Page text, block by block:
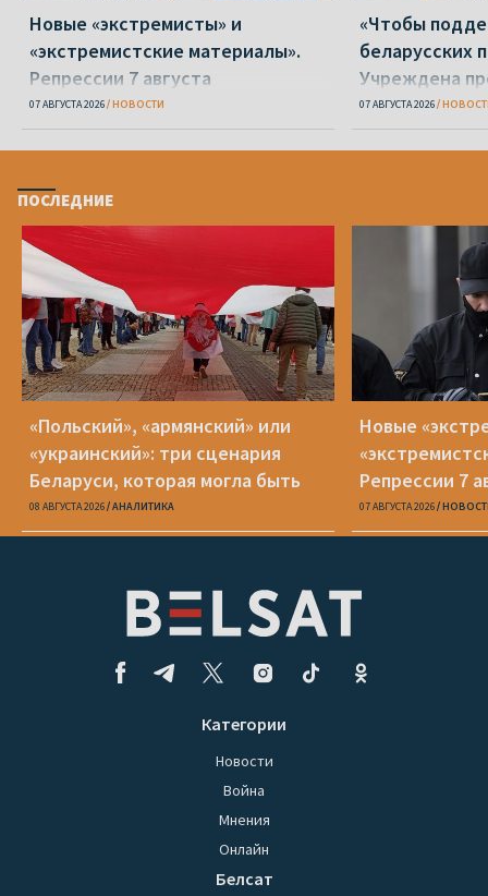
Новые «экстремисты» и
«экстремистские материалы».
Репрессии 7 августа
07 АВГУСТА 2026 НОВОСТИ
«Чтобы
беларусских
Учреждена
Вежновец
07 АВГУСТА 2026
ПОСЛЕДНИЕ
«Польский», «армянский» или
«украинский»: три сценария
Беларуси, которая могла быть
08 АВГУСТА 2026 АНАЛИТИКА
Новые
Репрессии 7
07 АВГУСТА 2026
Категории
Новости
Война
Мнения
Онлайн
Белсат